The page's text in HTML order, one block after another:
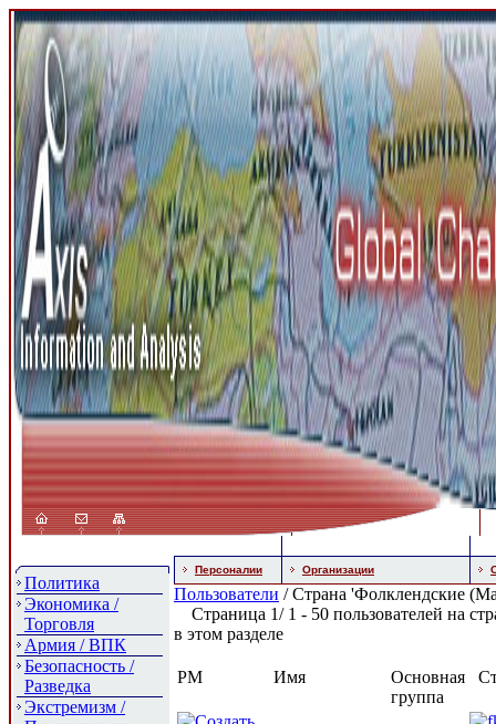
Политика
Экономика /
Торговля
Армия / ВПК
Безопасность /
Разведка
Экстремизм /
Персоналии Организации
Пользователи / Страна 'Фолклендские
Страница 1/ 1 - 50 пользователей на
в этом разделе
PM Имя
Основная
группа